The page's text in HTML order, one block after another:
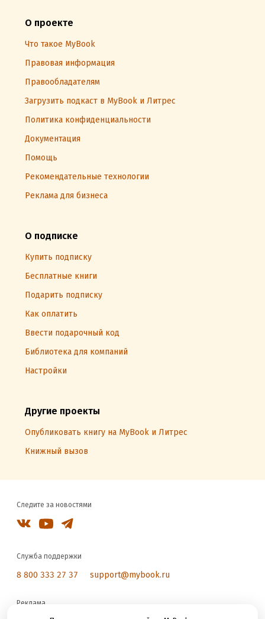
О проекте
Что такое MyBook
Правовая информация
Правообладателям
Загрузить подкаст в MyBook и Литрес
Политика конфиденциальности
Документация
Помощь
Рекомендательные технологии
Реклама для бизнеса
О подписке
Купить подписку
Бесплатные книги
Подарить подписку
Как оплатить
Ввести подарочный код
Библиотека для компаний
Настройки
Другие проекты
Опубликовать книгу на MyBook и Литрес
Книжный вызов
Следите за новостями
Служба поддержки
8 800 333 27 37 support@mybook.ru
Реклама